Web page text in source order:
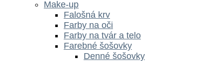
Make-up
Falošná krv
Farby na oči
Farby na tvár a telo
Farebné šošovky
Denné šošovky